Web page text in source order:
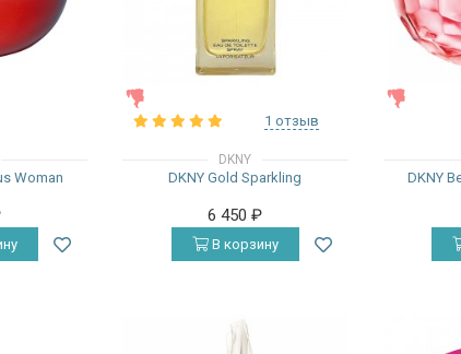
Woman
1 отзыв
DKNY
DKNY Gold Sparkling
6 450₽
В корзину
DKNY